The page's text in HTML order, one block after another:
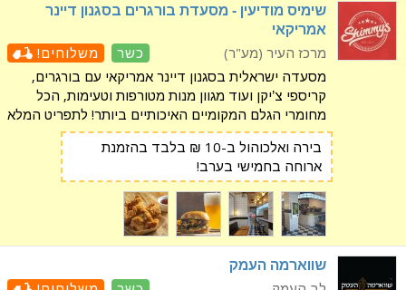
שימיס מודיעין - מסעדת בורגרים בסגנון דיינר
אמריקאי
משלוחים! כשר
מרכז העיר (מע"ר)
מסעדה ישראלית בסגנון דיינר אמריקאי עם בורגרים,
קריספי צ’יקן ועוד מגוון מנות מטורפות וטעימות, הכל
מחומרי הגלם המקומיים האיכותיים ביותר! לתפריט המלא
לחצו כאן! מגישים לכם את הבורגרים הכי אמריקאיים
שיש, מפוצצים בטעם ומלאים בג׳וס עם רטבים ותוספו
בירה ואלכוהול ב-10 ₪ בלבד בהזמנת
ארוחה בחמישי בערב!
שווארמה העמק